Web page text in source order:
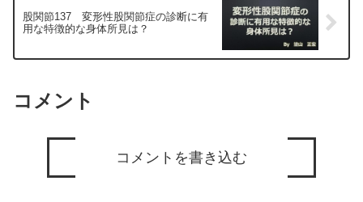
股関節137 変形性股関節症の診断に有
用な特徴的な身体所見は？
コメント
コメントを書き込む